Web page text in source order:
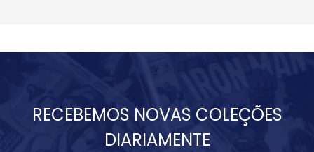
RECEBEMOS NOVAS COLEÇÕES
DIARIAMENTE